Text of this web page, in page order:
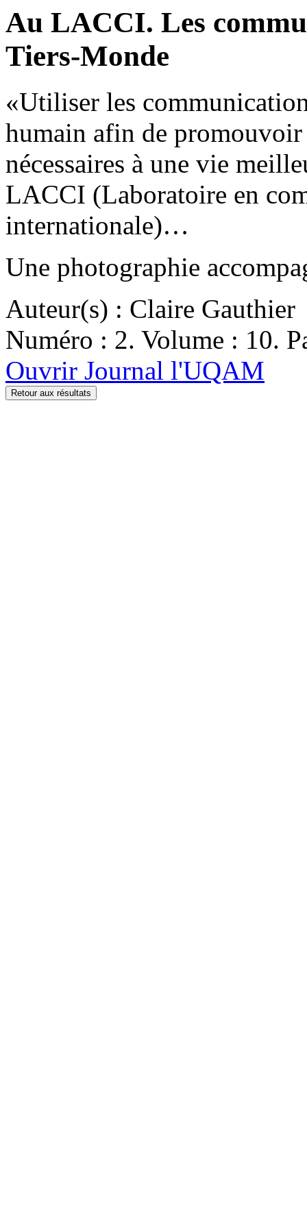
Au LACCI. Les
Tiers-Monde
«Utiliser les
humain afin de promouvoir
nécessaires à une vie
LACCI (Laboratoire en
internationale)…
Une photographie
Auteur(s) : Claire Gauthier
Numéro : 2. Volume : 10.
Ouvrir Journal l'UQAM
Retour aux résultats